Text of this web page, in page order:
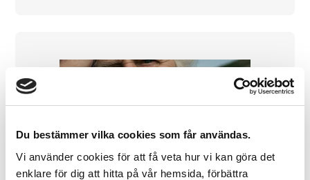
Du bestämmer vilka cookies som får användas.
Vi använder cookies för att få veta hur vi kan göra det
enklare för dig att hitta på vår hemsida, förbättra